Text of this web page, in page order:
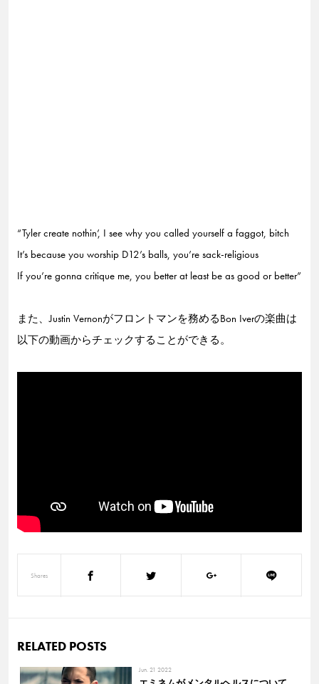
“Tyler create nothin’, I see why you called yourself a faggot, bitch
It’s because you worship D12’s balls, you’re sack-religious
If you’re gonna critique me, you better at least be as good or better”
また、Justin Vernonがフロントマンを務めるBon Iverの楽曲は
以下の動画からチェックすることができる。
Shares
RELATED POSTS
Jun. 21 2022